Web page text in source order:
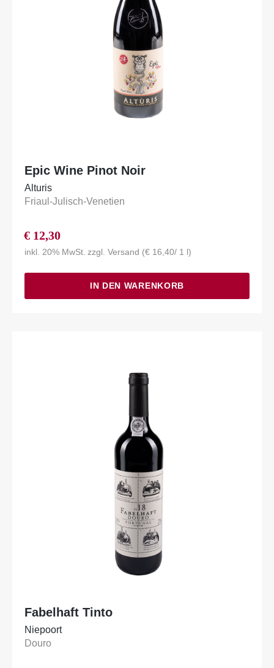
Epic Wine Pinot Noir
Alturis
Friaul-Julisch-Venetien
€ 12,30
inkl. 20% MwSt. (€16,40/ 1 l)
zzgl.Versand
IN DEN WARENKORB
Fabelhaft Tinto
Niepoort
Douro